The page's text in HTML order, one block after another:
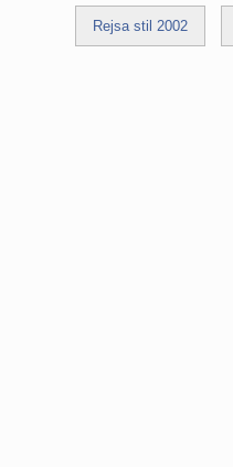
Rejsa stil 2002